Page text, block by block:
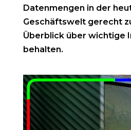
Datenmengen in der
Geschäftswelt gerecht
Überblick über wichtige
behalten.